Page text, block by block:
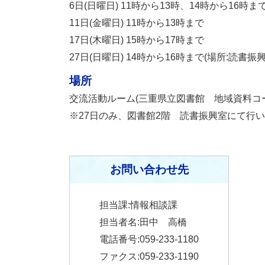
6日(日曜日) 11時から13時、14時から16時ま
11日(金曜日) 11時から13時まで
17日(木曜日) 15時から17時まで
27日(日曜日) 14時から16時まで(場所:読書振
場所
交流活動ルーム(三重県立図書館 地域資料コ
※27日のみ、図書館2階 読書振興室にて行
お問い合わせ先
担当課:情報相談課
担当者名:田中 高橋
電話番号:059-233-1180
ファクス:059-233-1190